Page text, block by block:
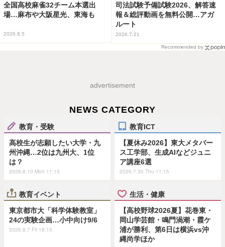
全国高校麻雀32チーム本選出
場…麻布や大阪星光、東海も
2026.8.5
司法試験予備試験2026、解答速
報＆総評動画を無料公開…アガ
ルート
2026.7.21
Recommended by
advertisement
NEWS CATEGORY
教育・受験
高校生が志願したい大学・九
州沖縄…2位は九州大、1位
は？
2026.8.10 Mon 11:15
教育ICT
【夏休み2026】東大メタバー
ス工学部、生成AIなどジュニ
ア講座6選
2026.7.30 Thu 11:15
教育イベント
東京都市大「科学体験教室」
24の実験企画…小中向け9/6
2026.8.7 Fri 18:15
生活・健康
【高校野球2026夏】花巻東・
岡山学芸館・鳴門渦潮・霞ケ
浦が勝利、第6日は横浜vs沖
縄尚学ほか